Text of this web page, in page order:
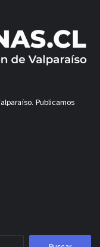
Publicamos